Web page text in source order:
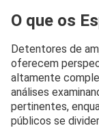
O que os
Detentores de
oferecem
altamente
análises
pertinentes,
públicos se